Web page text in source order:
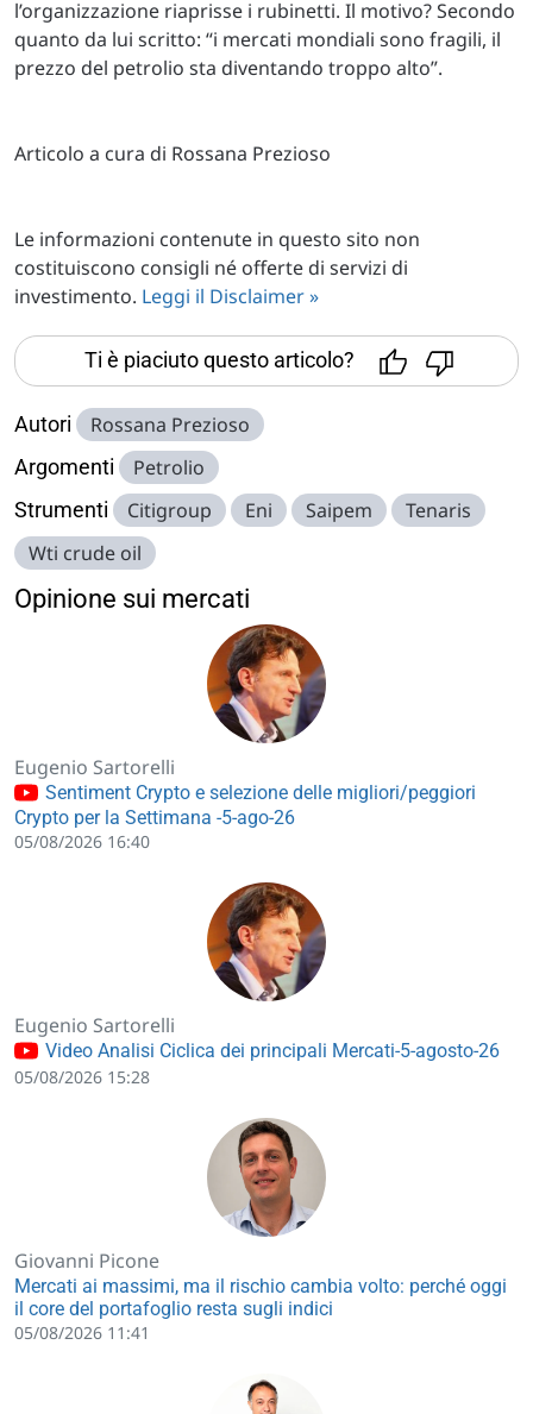
l’organizzazione riaprisse i rubinetti. Il motivo? Secondo
quanto da lui scritto: “i mercati mondiali sono fragili, il
prezzo del petrolio sta diventando troppo alto”.
Articolo a cura di Rossana Prezioso
Le informazioni contenute in questo sito non
costituiscono consigli né offerte di servizi di
investimento. Leggi il Disclaimer »
Ti è piaciuto questo articolo?
Autori Rossana Prezioso
Argomenti Petrolio
Strumenti Citigroup Eni Saipem
Tenaris
Wti crude oil
Opinione sui mercati
Eugenio Sartorelli
Sentiment Crypto e selezione delle migliori/peggiori
Crypto per la Settimana -5-ago-26
05/08/2026 16:40
Eugenio Sartorelli
Video Analisi Ciclica dei principali Mercati-5-agosto-26
05/08/2026 15:28
Giovanni Picone
Mercati ai massimi, ma il rischio cambia volto: perché oggi
il core del portafoglio resta sugli indici
05/08/2026 11:41